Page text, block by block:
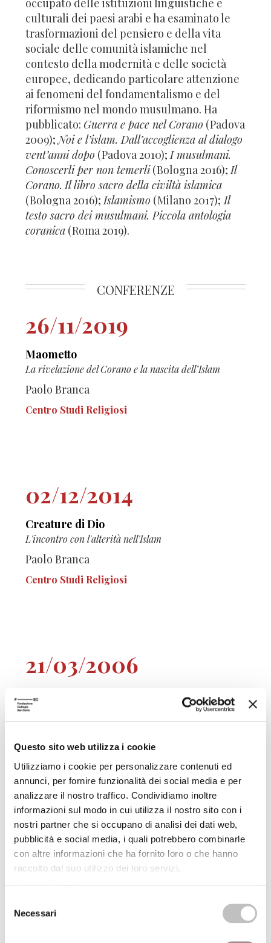
Questo sito web utilizza i cookie
Utilizziamo i cookie per personalizzare contenuti ed
annunci, per fornire funzionalità dei social media e per
analizzare il nostro traffico. Condividiamo inoltre
informazioni sul modo in cui utilizza il nostro sito con i
nostri partner che si occupano di analisi dei dati web,
pubblicità e social media, i quali potrebbero combinarle
con altre informazioni che ha fornito loro o che hanno
raccolto dal suo utilizzo dei loro servizi.
delNecessari
occupato delle istituzioni linguistiche e
culturali dei paesi arabi e ha esaminato le
trasformazioni del pensiero e della vita
sociale delle comunità islamiche nel
contesto della modernità e delle società
europee, dedicando particolare attenzione
ai fenomeni del fondamentalismo e del
riformismo nel mondo musulmano. Ha
pubblicato: Guerra e pace nel Corano (Padova
2009);Noi e l’islam. Dall’accoglienza al dialogo
vent’anni dopo (Padova 2010);I musulmani.
Conoscerli per non temerli(Bologna 2016);Il
Corano. Il libro sacro della civiltà islamica
(Bologna 2016);Islamismo (Milano 2017); Il
testo sacro dei musulmani. Piccola antologia
coranica (Roma 2019).
CONFERENZE
26/11/2019
Maometto
La rivelazione del Corano e la nascita dell’Islam
Paolo Branca
Centro Studi Religiosi
02/12/2014
Creature di Dio
L'incontro con l'alterità nell'Islam
Paolo Branca
Centro Studi Religiosi
21/03/2006
Educazione e cittadinanza nell'Islam
europeo
Percorsi di riconoscimento tra sfera privata e sfera
Centro Studi Religiosi
RECENSIONI